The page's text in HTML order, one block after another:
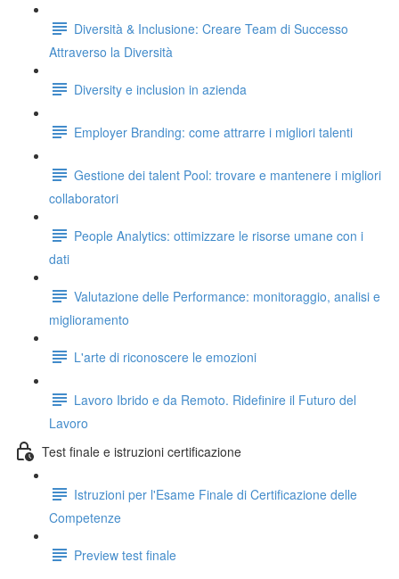
Diversità & Inclusione: Creare Team di Successo
Attraverso la Diversità
Diversity e inclusion in azienda
Employer Branding: come attrarre i migliori talenti
Gestione dei talent Pool: trovare e mantenere i migliori
collaboratori
People Analytics: ottimizzare le risorse umane con i
dati
Valutazione delle Performance: monitoraggio, analisi e
miglioramento
L'arte di riconoscere le emozioni
Lavoro Ibrido e da Remoto. Ridefinire il Futuro del
Lavoro
Test finale e istruzioni certificazione
Istruzioni per l'Esame Finale di Certificazione delle
Competenze
Preview test finale